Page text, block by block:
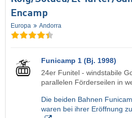
Encamp
Europa Andorra
Funicamp 1 (Bj. 1998)
24er Funitel - windstabile
parallelen Förderseilen in
Die beiden Bahnen
waren bei ihrer Eröffnung